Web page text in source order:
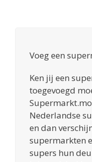
Voeg een
Ken jij een
toegevoegd
Nederlandse
en dan
supermarkten
supers hun